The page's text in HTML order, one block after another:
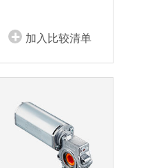
加入比较清单